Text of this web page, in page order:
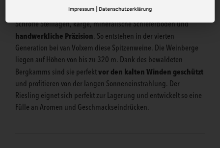
Ockfener Bockstein Riesling GG VDP. GROSSE LAGE
Schroffe Steillagen, karge, mineralische Schieferböden und
handwerkliche Präzision. So entstehen in der vierten
Generation bei van Volxem diese Spitzenweine. Die Weinberge
liegen auf Höhen von bis zu 320 m. Dank des bewaldeten
Bergkamms sind sie perfektvor den kalten Winden geschützt
und profitieren von der langen Sonneneinstrahlung. Der
Riesling eignet sich perfekt zur Lagerung und entwickelt so eine
Fülle an Aromen und Geschmackseindrücken.
Impressum Datenschutzerklärung